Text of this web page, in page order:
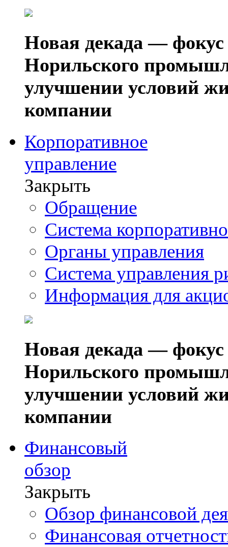
Новая декада — фокус
Норильского
улучшении условий
компании
Корпоративное
управление
Закрыть
Обращение
Система
Органы управления
Система управления
Информация для
Новая декада — фокус
Норильского
улучшении условий
компании
Финансовый
обзор
Закрыть
Обзор финансовой
Финансовая